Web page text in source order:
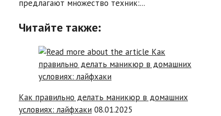
предлагают множество техник:...
Читайте также:
Как правильно делать маникюр в домашних
условиях: лайфхаки 08.01.2025